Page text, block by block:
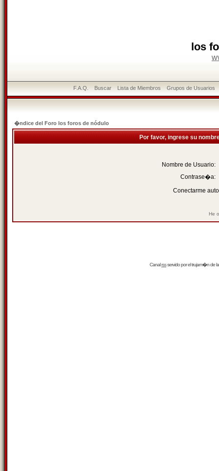
los
F.A.Q. Buscar Lista de Miembros Grupos de Usuarios
�ndice del Foro los foros de nódulo
Por favor, ingrese su
Nombre de Usuario:
Contrase�a:
Conectarme
He
Canalrssservido por eltrujam�nde